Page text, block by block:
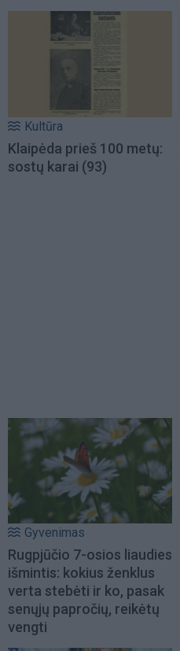
Kultūra
Klaipėda prieš 100 metų:
sostų karai (93)
Gyvenimas
Rugpjūčio 7-osios liaudies
išmintis: kokius ženklus
verta stebėti ir ko, pasak
senųjų papročių, reikėtų
vengti